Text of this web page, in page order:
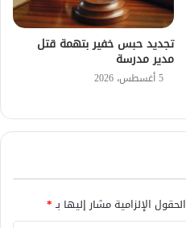
تجديد حبس خفير بتهمة قتل
مدير مدرسة
5 أغسطس، 2026
الحقول الإلزامية مشار إليها بـ*